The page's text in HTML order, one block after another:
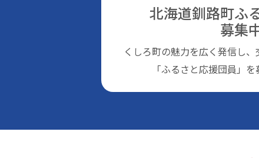
北海道釧路町ふ
募集
くしろ町の魅⼒を広く発信し
「ふるさと応援団員」